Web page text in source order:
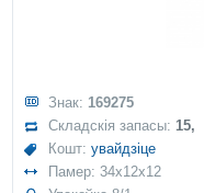
Знак: 169275
Складскія запасы:15,
Кошт:увайдзіце
Памер: 34x12x12